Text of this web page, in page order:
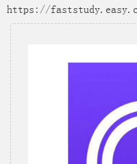
https://